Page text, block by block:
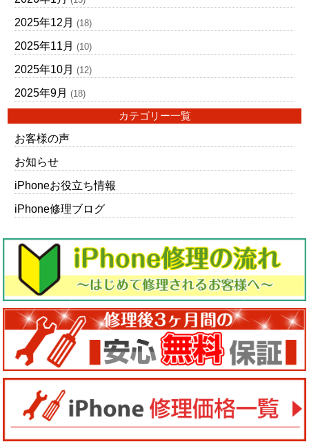
2025年12月 (18)
2025年11月 (10)
2025年10月 (12)
2025年9月 (18)
カテゴリー一覧
お客様の声
お知らせ
iPhoneお役立ち情報
iPhone修理ブログ